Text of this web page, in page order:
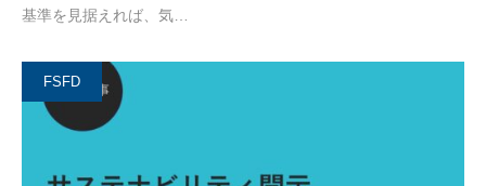
基準を見据えれば、気…
FSFD